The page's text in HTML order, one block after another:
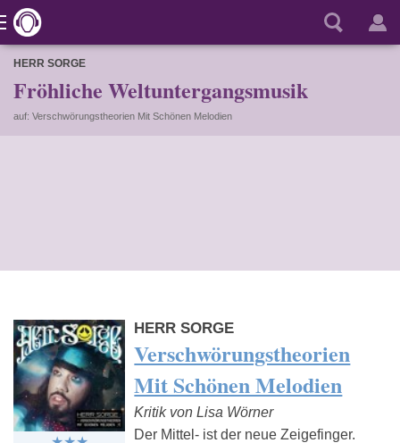
HERR SORGE
Fröhliche Weltuntergangsmusik
auf: Verschwörungstheorien Mit Schönen Melodien
HERR SORGE
Verschwörungstheorien
Mit Schönen Melodien
Kritik von Lisa Wörner
Der Mittel- ist der neue Zeigefinger.